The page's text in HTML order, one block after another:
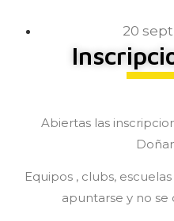
20
Abiertas las
Equipos , clubs,
apuntarse y no se